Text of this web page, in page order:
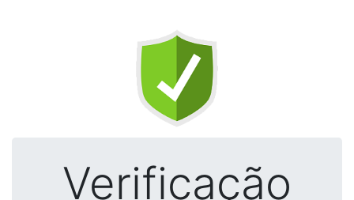
Verificação